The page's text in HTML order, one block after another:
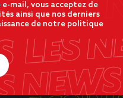
mail, vous acceptez de
ainsi que nos derniers
de notre politique